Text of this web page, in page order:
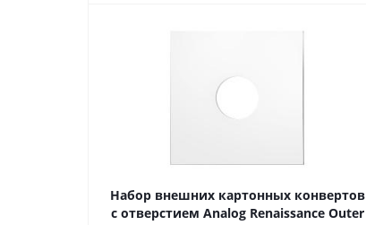
Набор внешних картонных конвертов
с отверстием Analog Renaissance Оuter